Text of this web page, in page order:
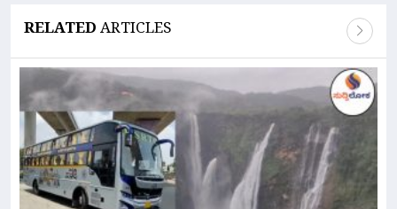
RELATEDARTICLES